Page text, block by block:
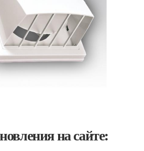
на сайте: